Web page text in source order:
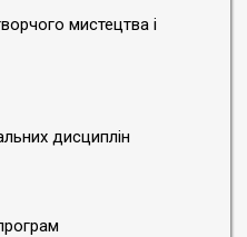
мистецтва і
дисциплін